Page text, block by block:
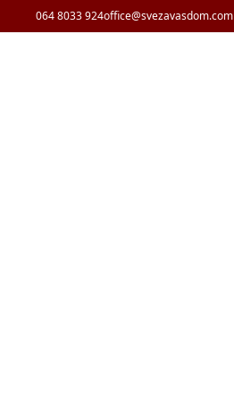
064 8033 924office@svezavasdom.com